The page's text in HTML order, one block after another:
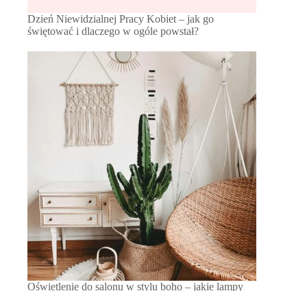
Dzień Niewidzialnej Pracy Kobiet – jak go
świętować i dlaczego w ogóle powstał?
Oświetlenie do salonu w stylu boho – jakie lampy